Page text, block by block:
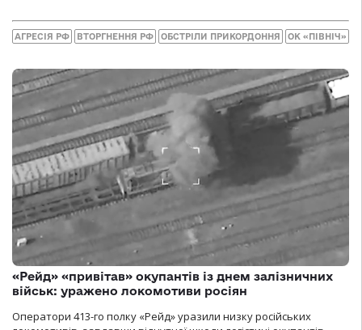
АГРЕСІЯ РФ ВТОРГНЕННЯ РФ ОБСТРІЛИ ПРИКОРДОННЯ ОК «ПІВНІЧ»
«Рейд» «привітав» окупантів із днем залізничних
військ: уражено локомотиви росіян
Оператори 413-го полку «Рейд» уразили низку російських